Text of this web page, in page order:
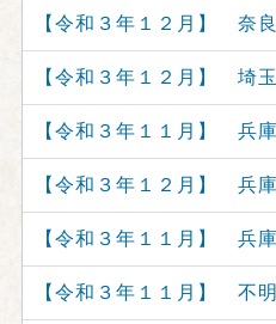
【令和３年１２月】 奈
【令和３年１２月】 埼
【令和３年１１月】 兵
【令和３年１２月】 兵
【令和３年１１月】 兵
【令和３年１１月】 不明